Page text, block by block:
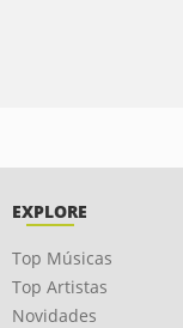
EXPLORE
Top Músicas
Top Artistas
Novidades